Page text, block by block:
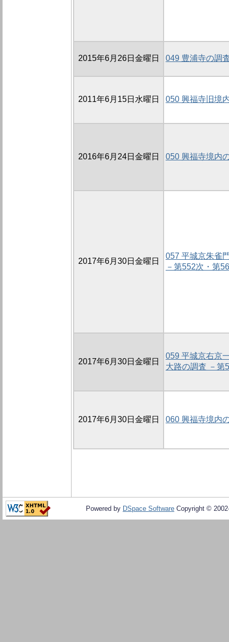
2015年6月26日金曜日 049 豊浦寺の調
2011年6月15日水曜日 050 興福寺旧境
2016年6月24日金曜日 050 興福寺境内
2017年6月30日金曜日
057 平城京朱雀
－第552次・第
2017年6月30日金曜日
059 平城京右京
大路の調査 －第
2017年6月30日金曜日 060 興福寺境内
Powered by DSpace Software Copyright ©